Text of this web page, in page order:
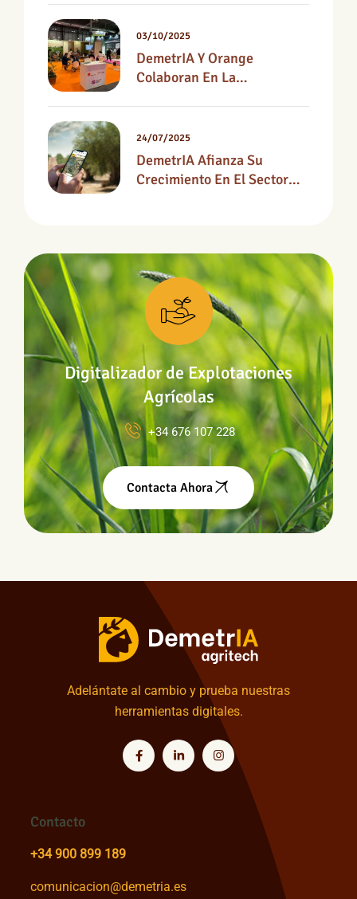
DemetrIA Y Orange
Colaboran En La
Propuesta En Fruit
Attraction 2025
03/10/2025
DemetrIA Afianza Su
Crecimiento En El Sector
24/07/2025
Digitalizador de Explotaciones
Agrícolas
+34 676 107 228
Contacta Ahora
Adelántate al cambio y prueba nuestras
herramientas digitales.
Contacto
+34 900 899 189
comunicacion@demetria.es